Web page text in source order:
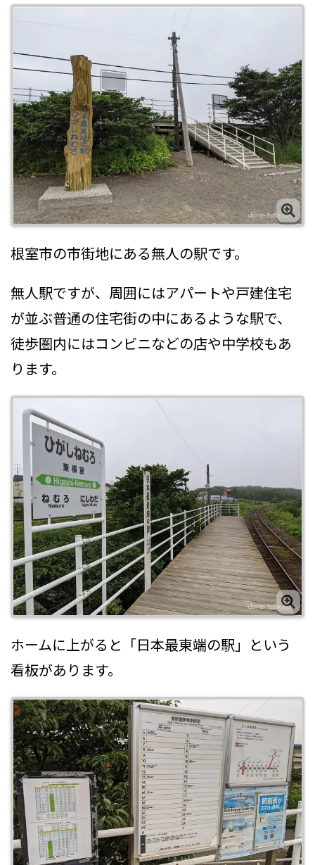
根室市の市街地にある無人の駅です。
無人駅ですが、周囲にはアパートや戸建住宅
が並ぶ普通の住宅街の中にあるような駅で、
徒歩圏内にはコンビニなどの店や中学校もあ
ります。
ホームに上がると「日本最東端の駅」という
看板があります。